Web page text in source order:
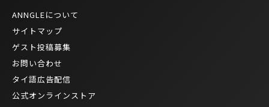
ANNGLEについて
サイトマップ
ゲスト投稿募集
お問い合わせ
タイ語広告配信
公式オンラインストア